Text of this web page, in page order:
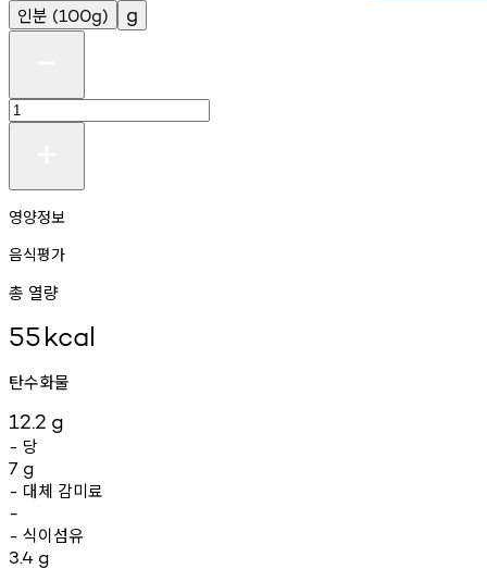
인분 (100g) g
영양정보
음식평가
총 열량
55kcal
탄수화물
12.2 g
- 당
7 g
- 대체 감미료
-
- 식이섬유
3.4 g